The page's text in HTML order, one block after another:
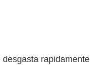
rapidamente